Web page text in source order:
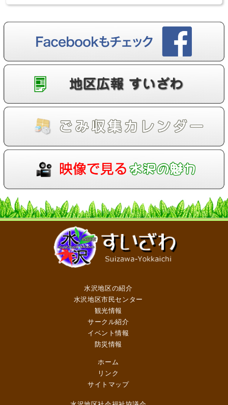
水沢地区の紹介
水沢地区市民センター
観光情報
サークル紹介
イベント情報
防災情報
ホーム
リンク
サイトマップ